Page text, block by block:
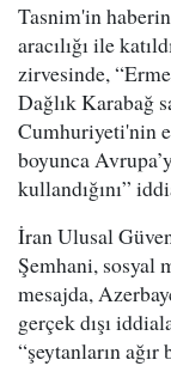
Tasnim'in
aracılığı ile
zirvesinde,
Dağlık Karabağ
Cumhuriyeti'nin
boyunca
kullandığını”
İran Ulusal
Şemhani, sosyal
mesajda,
gerçek dışı
“şeytanların